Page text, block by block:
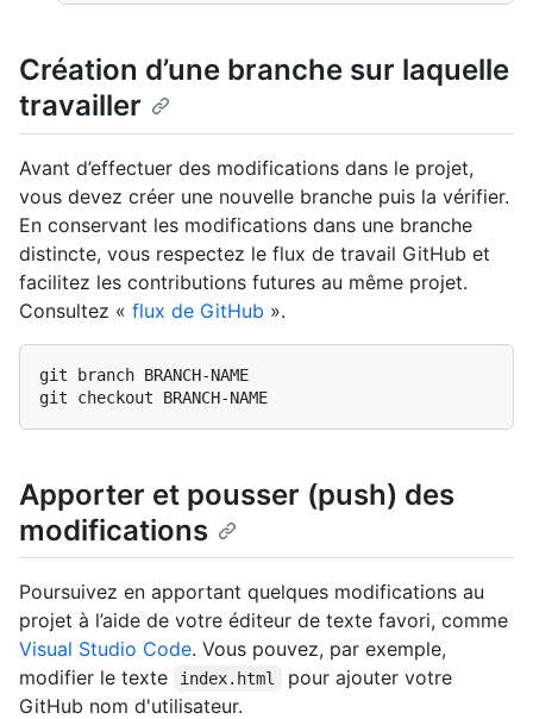
Création d’une branche sur laquelle
travailler
Avant d’effectuer des modifications dans le projet,
vous devez créer une nouvelle branche puis la vérifier.
En conservant les modifications dans une branche
distincte, vous respectez le flux de travail GitHub et
facilitez les contributions futures au même projet.
Consultez « flux de GitHub ».
git branch BRANCH-NAME
Apporter et pousser (push) des
modifications
Poursuivez en apportant quelques modifications au
projet à l’aide de votre éditeur de texte favori, comme
Visual Studio Code. Vous pouvez, par exemple,
modifier le texte
index.html
pour ajouter votre
GitHub nom d'utilisateur.